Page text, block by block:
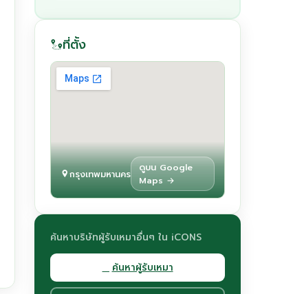
ที่ตั้ง
กรุงเทพมหานคร
ดูบน Google
Maps →
ค้นหาบริษัทผู้รับเหมาอื่นๆ ใน iCONS
ค้นหาผู้รับเหมา